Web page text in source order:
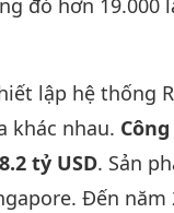
đó hơn 19.000
lập hệ thống
khác nhau.
tỷ USD. Sản
Đến